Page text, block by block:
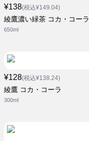
¥138(税込¥149.04)
綾鷹濃い緑茶 コカ・コーラ
650ml
¥128(税込¥138.24)
綾鷹 コカ・コーラ
300ml